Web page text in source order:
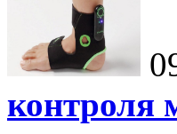
контроля